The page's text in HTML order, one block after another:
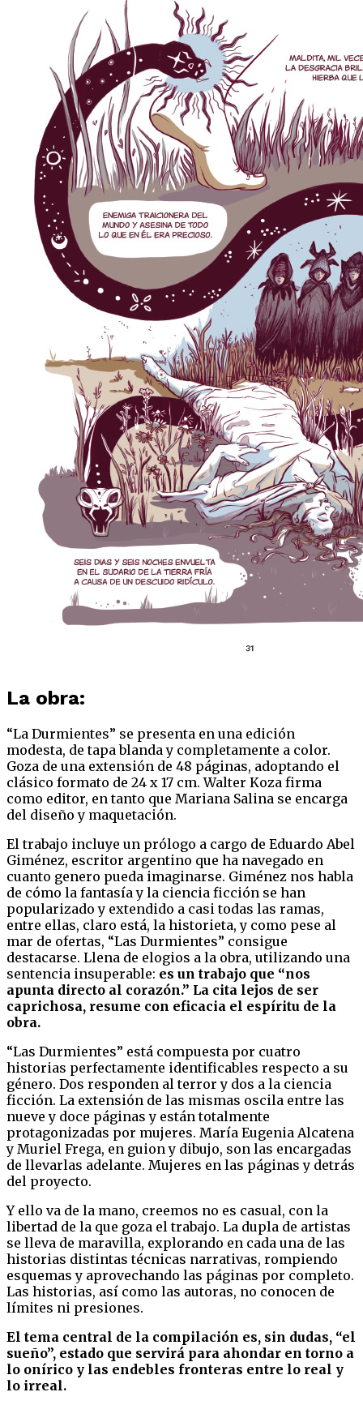
La obra:
“La Durmientes” se presenta en una edición
modesta, de tapa blanda y completamente a color.
Goza de una extensión de 48 páginas, adoptando el
clásico formato de 24 x 17 cm. Walter Koza firma
como editor, en tanto que Mariana Salina se encarga
del diseño y maquetación.
El trabajo incluye un prólogo a cargo de Eduardo Abel
Giménez, escritor argentino que ha navegado en
cuanto genero pueda imaginarse. Giménez nos habla
de cómo la fantasía y la ciencia ficción se han
popularizado y extendido a casi todas las ramas,
entre ellas, claro está, la historieta, y como pese al
mar de ofertas, “Las Durmientes” consigue
destacarse. Llena de elogios a la obra, utilizando una
sentencia insuperable: es un trabajo que “nos
apunta directo al corazón.” La cita lejos de ser
caprichosa, resume con eficacia el espíritu de la
obra.
“Las Durmientes” está compuesta por cuatro
historias perfectamente identificables respecto a su
género. Dos responden al terror y dos a la ciencia
ficción. La extensión de las mismas oscila entre las
nueve y doce páginas y están totalmente
protagonizadas por mujeres. María Eugenia Alcatena
y Muriel Frega, en guion y dibujo, son las encargadas
de llevarlas adelante. Mujeres en las páginas y detrás
del proyecto.
Y ello va de la mano, creemos no es casual, con la
libertad de la que goza el trabajo. La dupla de artistas
se lleva de maravilla, explorando en cada una de las
historias distintas técnicas narrativas, rompiendo
esquemas y aprovechando las páginas por completo.
Las historias, así como las autoras, no conocen de
límites ni presiones.
El tema central de la compilación es, sin dudas, “el
sueño”, estado que servirá para ahondar en torno a
lo onírico y las endebles fronteras entre lo real y
lo irreal.